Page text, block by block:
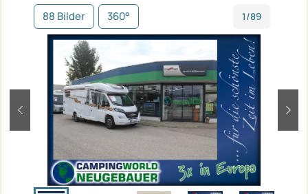
88 Bilder 360° 1/89
zurück